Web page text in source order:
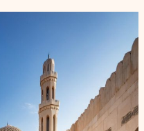
الأطباق
والتوابل
والوصفات